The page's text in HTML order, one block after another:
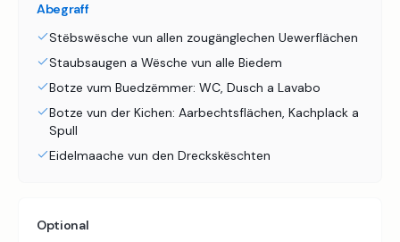
Abegraff
Stëbswësche vun allen zougänglechen Uewerflächen
Staubsaugen a Wësche vun alle Biedem
Botze vum Buedzëmmer: WC, Dusch a Lavabo
Botze vun der Kichen: Aarbechtsflächen, Kachplack a
Spull
Eidelmaache vun den Dreckskëschten
Optional